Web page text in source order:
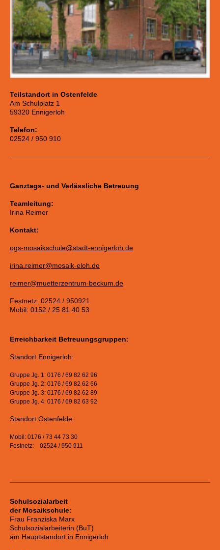
Teilstandort in Ostenfelde
Am Schulplatz 1
59320 Ennigerloh
Telefon:
02524 / 950 910
Ganztags- und Verlässliche Betreuung
Teamleitung:
Irina Reimer
Kontakt:
ogs-mosaikschule@stadt-ennigerloh.de
irina.reimer@mosaik-eloh.de
reimer@muetterzentrum-beckum.de
Festnetz: 02524 / 950921
Mobil: 0152 / 25 81 40 53
Erreichbarkeit Betreuungsgruppen:
Standort Ennigerloh:
Gruppe Jg. 1: 0176 / 69 82 62 96
Gruppe Jg. 2: 0176 / 69 82 62 66
Gruppe Jg. 3: 0176 / 69 82 62 89
Gruppe Jg. 4: 0176 / 69 82 63 92
Standort Ostenfelde:
Mobil: 0176 / 73 44 73 30
Festnetz: 02524 / 950 911
Schulsozialarbeit
der Mosaikschule:
Frau Franziska Marx
Schulsozialarbeiterin (BuT)
am Hauptstandort in Ennigerloh